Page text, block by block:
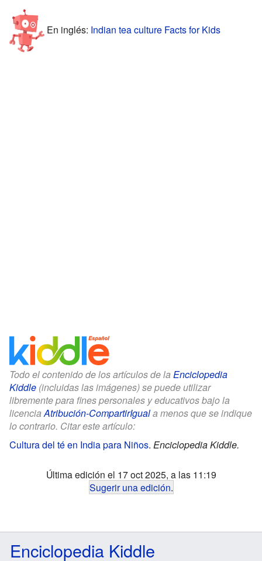
En inglés: Indian tea culture Facts for Kids
Todo el contenido de los artículos de la Enciclopedia
Kiddle (incluidas las imágenes) se puede utilizar
libremente para fines personales y educativos bajo la
licenciaAtribución-CompartirIguala menos que se indique
lo contrario. Citar este artículo:
Cultura del té en India para Niños. Enciclopedia Kiddle.
Última edición el 17 oct 2025, a las 11:19
Sugerir una edición.
Enciclopedia Kiddle